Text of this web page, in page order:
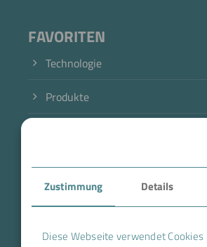
Zustimmung Details
Diese Webseite verwendet Cookies
FAVORITEN
Technologie
Produkte
Case Studies
Über BOKELA
Karriere